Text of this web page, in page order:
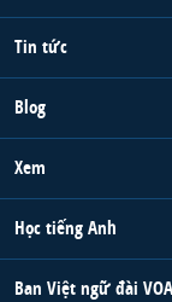
Tin tức
Blog
Xem
Học tiếng Anh
Ban Việt ngữ đài VOA